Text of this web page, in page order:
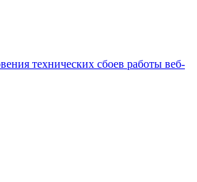
технических сбоев работы веб-